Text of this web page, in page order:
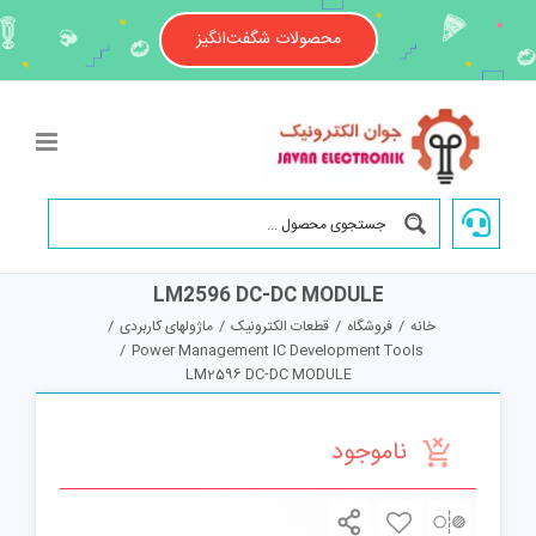
content
محصولات شگفت‌انگیز
LM2596 DC-DC MODULE
خانه / فروشگاه / قطعات الکترونیک / ماژولهای کاربردی /
Power Management IC Development Tools
/
LM2596 DC-DC MODULE
ناموجود